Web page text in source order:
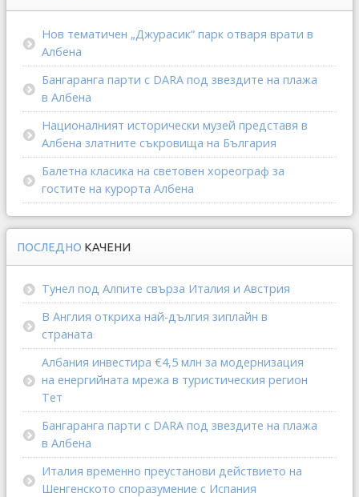
Нов тематичен „Джурасик“ парк отваря врати в
Албена
Бангаранга парти с DARA под звездите на плажа
в Албена
Националният исторически музей представя в
Албена златните съкровища на България
Балетна класика на световен хореограф за
гостите на курорта Албена
ПОСЛЕДНО КАЧЕНИ
Тунел под Алпите свърза Италия и Австрия
В Англия откриха най-дългия зиплайн в
страната
Албания инвестира €4,5 млн за модернизация
на енергийната мрежа в туристическия регион
Тет
Бангаранга парти с DARA под звездите на плажа
в Албена
Италия временно преустанови действието на
Шенгенското споразумение с Испания